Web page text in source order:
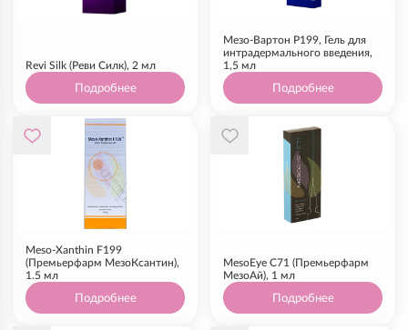
Revi Silk (Реви Силк), 2 мл
Подробнее
Мезо-Вартон Р199, Гель для
интрадермального введения,
1,5 мл
Подробнее
Meso-Xanthin F199
(Премьерфарм МезоКсантин),
1.5 мл
Подробнее
MesoEye C71 (Премьерфарм
МезоАй), 1 мл
Подробнее